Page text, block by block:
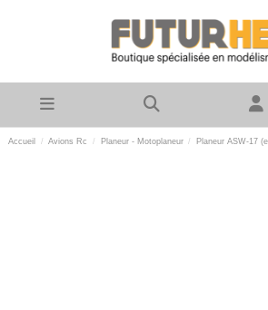
Accueil Avions Rc Planeur - Motoplaneur Planeur ASW-17